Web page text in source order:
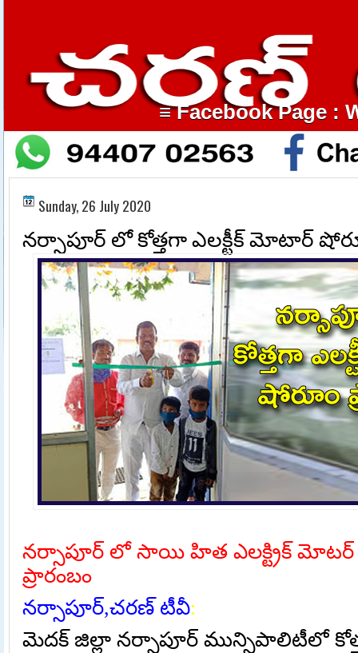
≡ Facebook Page :
Sunday, 26 July 2020
నర్సాపూర్ లో కోత్తగా ఎలక్టీక్ మోటార్
నర్సాపూర్ లో సాయి హిత ఎలక్ట్రిక్ మోటర్
ప్రారంబం
నర్సాపూర్,చరణ్ టీవీ:
మెదక్ జిల్లా నర్సాపూర్ మున్సిపాలిటీలో